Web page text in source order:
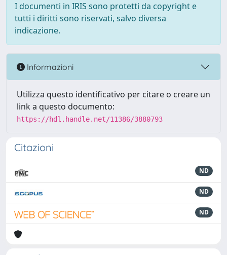
I documenti in IRIS sono protetti da copyright e
tutti i diritti sono riservati, salvo diversa
indicazione.
Informazioni
Utilizza questo identificativo per citare o creare un
link a questo documento:
https://hdl.handle.net/11386/3880793
Citazioni
ND
ND
ND